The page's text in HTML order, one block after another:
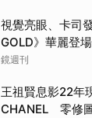
視覺亮眼、卡司
GOLD》華麗登場
鏡週刊
王祖賢息影22年
CHANEL 零修